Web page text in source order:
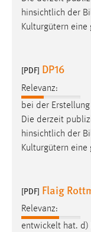
hinsichtlich der
Kulturgütern eine
[PDF] DP16
Relevanz:
bei der
Die derzeit
hinsichtlich der
Kulturgütern
[PDF] Flaig
Relevanz:
entwickelt hat. d)
Matomo
Zugriffsstatistik
Cookie
Max. 13
Marketing
verwendet,
Sie tun dies,